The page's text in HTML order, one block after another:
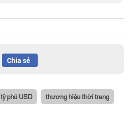
Chia sẻ
tỷ phú USD thương hiệu thời trang